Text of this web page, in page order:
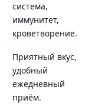
система,
иммунитет,
кроветворение.
Приятный вкус,
удобный
ежедневный
приём.